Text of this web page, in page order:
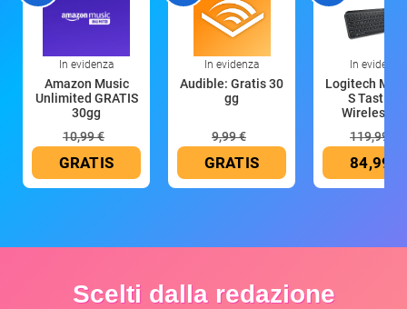
In evidenza
Amazon Music
Unlimited GRATIS
30gg
10,99 €
GRATIS
In evidenza
Audible: Gratis 30
gg
9,99 €
GRATIS
In evidenza
Logitech MX
S Tastiera
Wireless
119,99 €
84,99 €
Scelti dalla redazione